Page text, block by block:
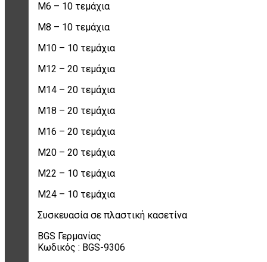
M6 – 10 τεμάχια
M8 – 10 τεμάχια
M10 – 10 τεμάχια
M12 – 20 τεμάχια
M14 – 20 τεμάχια
M18 – 20 τεμάχια
M16 – 20 τεμάχια
M20 – 20 τεμάχια
M22 – 10 τεμάχια
M24 – 10 τεμάχια
Συσκευασία σε πλαστική κασετίνα
BGS Γερμανίας
Κωδικός : BGS-9306
Αναλώσιμα Είδη Βουλκανιζατέρ
Εργαλεία Βουλκανισμού
Βαλβίδες Ελαστικών
TPMS
Διαγνωστικά TPMS
Πάστες Μονταρίσματος & Χημικά
Ελαστικών
Αντίβαρα Ζυγοστάθμισης
Μπουλόνια – Παξιμάδια – Checkpoint
Αεροθάλαμοι – Σαμπρέλες
Μηχανήματα Βουλκανιζατέρ – Συνεργείων
Ξεμονταριστές Ελαστικών
Ζυγοσταθμίσεις Τροχών
Ευθυγραμμίσεις Οχημάτων
Ανυψωτικά Αυτοκινήτων – Φορτηγών
Αεροσυμπιεστές – Compressor
Διαγνωστικά Εγκεφάλων
Συσκευές A/C Φρέον
Μηχανήματα Αζώτου